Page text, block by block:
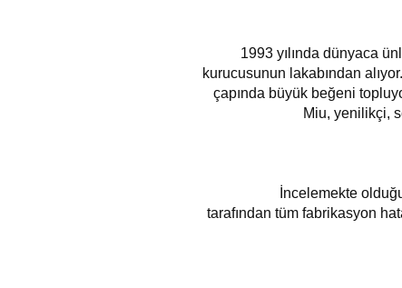
1993 yılında dünyaca
kurucusunun lakabından
çapında büyük beğeni
Miu, yenilikçi,
İncelemekte
tarafından tüm fabrikasyon